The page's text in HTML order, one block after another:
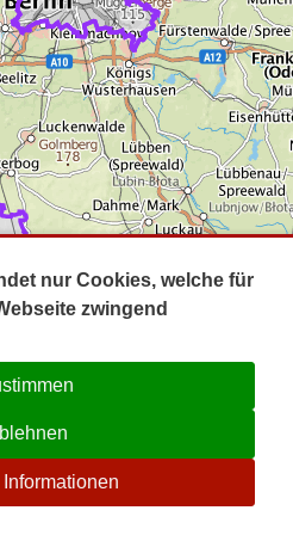
☉
nur Cookies, welche für
zwingend